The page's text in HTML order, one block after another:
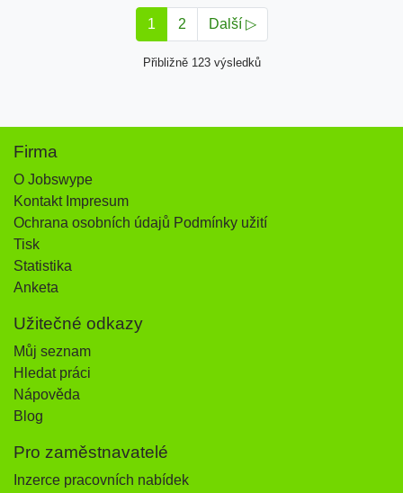
1 2 Další ▷
Přibližně 123 výsledků
Firma
O Jobswype
Kontakt Impresum
Ochrana osobních údajů Podmínky užití
Tisk
Statistika
Anketa
Užitečné odkazy
Můj seznam
Hledat práci
Nápověda
Blog
Pro zaměstnavatelé
Inzerce pracovních nabídek